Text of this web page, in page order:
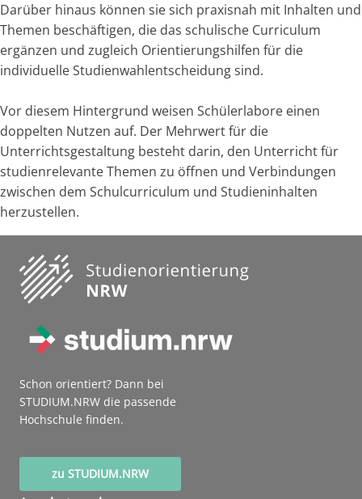
Darüber hinaus können sie sich praxisnah mit Inhalten und
Themen beschäftigen, die das schulische Curriculum
ergänzen und zugleich Orientierungshilfen für die
individuelle Studienwahlentscheidung sind.
Vor diesem Hintergrund weisen Schülerlabore einen
doppelten Nutzen auf. Der Mehrwert für die
Unterrichtsgestaltung besteht darin, den Unterricht für
studienrelevante Themen zu öffnen und Verbindungen
zwischen dem Schulcurriculum und Studieninhalten
herzustellen.
Schon orientiert? Dann bei
STUDIUM.NRW die passende
Hochschule finden.
zu STUDIUM.NRW